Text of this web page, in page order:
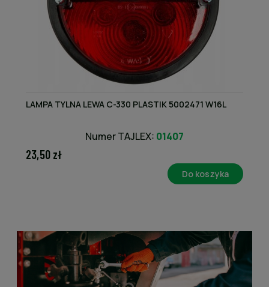
LAMPA TYLNA LEWA C-330 PLASTIK 5002471 W16L
Numer TAJLEX: 01407
23,50 zł
Do koszyka